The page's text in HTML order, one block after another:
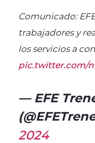
Comunicado:
trabajadores y
los servicios a
pic.twitter.com/
— EFE
2024